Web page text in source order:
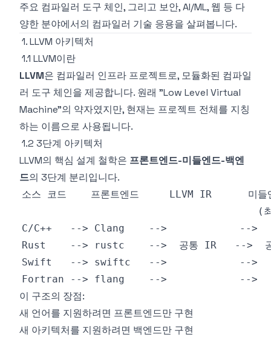
주요 컴파일러 도구 체인, 그리고 보안, AI/ML, 웹 등 다
양한 분야에서의 컴파일러 기술 응용을 살펴봅니다.
1. LLVM 아키텍처
1.1 LLVM이란
LLVM은 컴파일러 인프라 프로젝트로, 모듈화된 컴파일
러 도구 체인을 제공합니다. 원래 "Low Level Virtual
Machine"의 약자였지만, 현재는 프로젝트 전체를 지칭
하는 이름으로 사용됩니다.
1.2 3단계 아키텍처
LLVM의 핵심 설계 철학은 프론트엔드-미들엔드-백엔
드의 3단계 분리입니다.
이 구조의 장점:
새 언어를 지원하려면 프론트엔드만 구현
새 아키텍처를 지원하려면 백엔드만 구현